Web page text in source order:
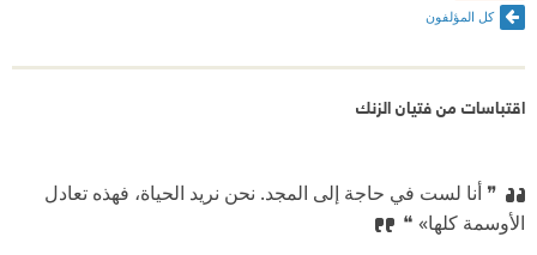
كل المؤلفون
اقتباسات من فتيان الزنك
❞ أنا لست في حاجة إلى المجد. نحن نريد الحياة، فهذه تعادل
الأوسمة كلها» ❝